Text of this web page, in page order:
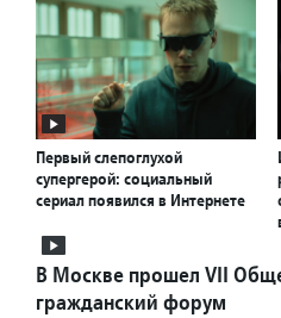
Первый слепоглухой
супергерой: социальный
сериал появился в Интернете
В Москве прошел VII
гражданский форум